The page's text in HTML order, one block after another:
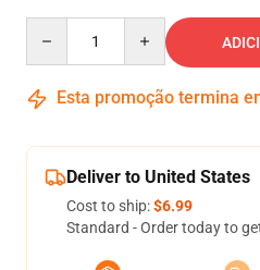
Esta promoção termina
Deliver to United States
Cost to ship:$6.99
Standard - Order today to